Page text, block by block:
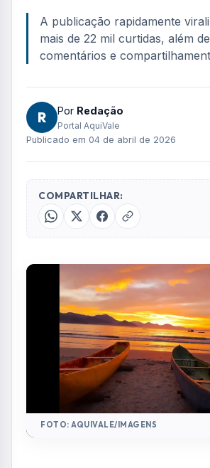
A publicação rapidamente
mais de 22 mil curtidas, além
comentários e
R Por Redação
Portal AquiVale
Publicado em 04 de abril de 2026
COMPARTILHAR:
FOTO: AQUIVALE/IMAGENS